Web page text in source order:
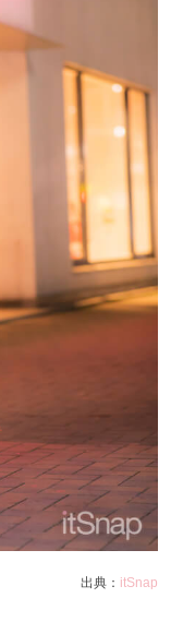
出典： itSnap